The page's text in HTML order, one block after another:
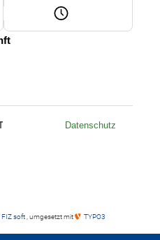
FIZ soft , umgesetzt mit TYPO3